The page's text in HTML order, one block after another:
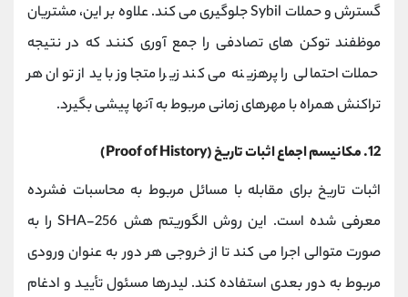
گسترش و حملات Sybil جلوگیری می کند. علاوه بر این، مشتریان
موظفند توکن های تصادفی را جمع آوری کنند که در نتیجه
حملات احتمالی را پرهزینه می کند زیرا متجاوز باید از توان هر
تراکنش همراه با مهرهای زمانی مربوط به آنها پیشی بگیرد.
12. مکانیسم اجماع اثبات تاریخ (Proof of History)
اثبات تاریخ برای مقابله با مسائل مربوط به محاسبات فشرده
معرفی شده است. این روش الگوریتم هش SHA-256 را به
صورت متوالی اجرا می کند تا از خروجی هر دور به عنوان ورودی
مربوط به دور بعدی استفاده کند. لیدرها مسئول تأیید و ادغام